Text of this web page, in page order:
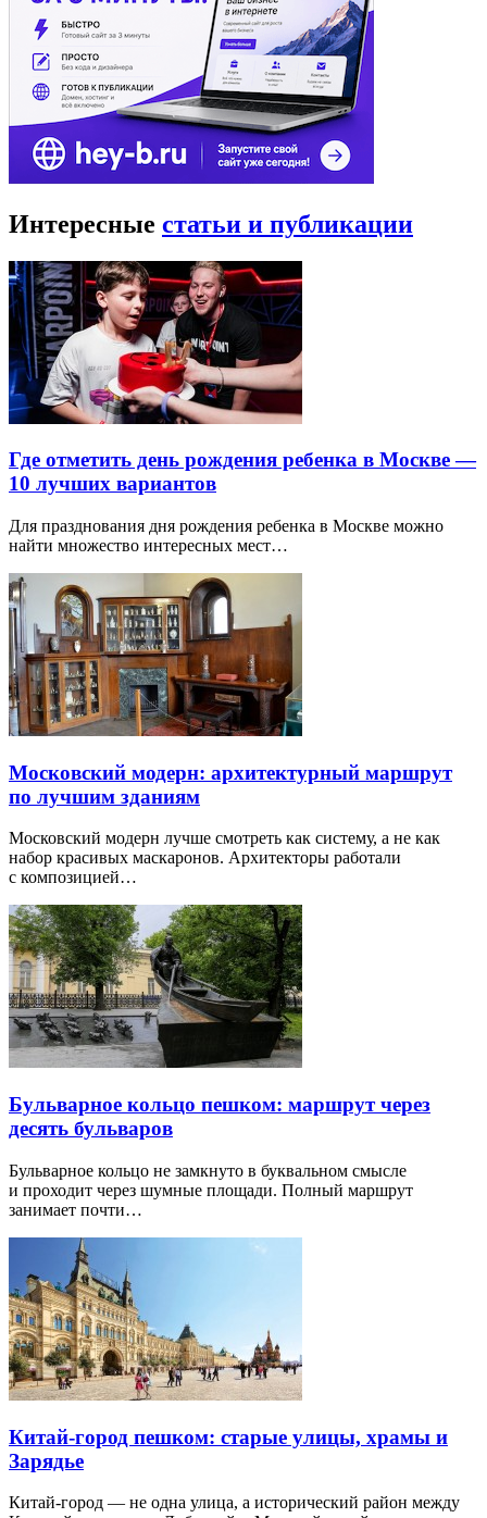
Интересные статьи и публикации
Где отметить день рождения ребенка в Москве —
10 лучших вариантов
Для празднования дня рождения ребенка в Москве можно
найти множество интересных мест…
Московский модерн: архитектурный маршрут
по лучшим зданиям
Московский модерн лучше смотреть как систему, а не как
набор красивых маскаронов. Архитекторы работали
с композицией…
Бульварное кольцо пешком: маршрут через
десять бульваров
Бульварное кольцо не замкнуто в буквальном смысле
и проходит через шумные площади. Полный маршрут
занимает почти…
Китай-город пешком: старые улицы, храмы и
Зарядье
Китай-город — не одна улица, а исторический район между